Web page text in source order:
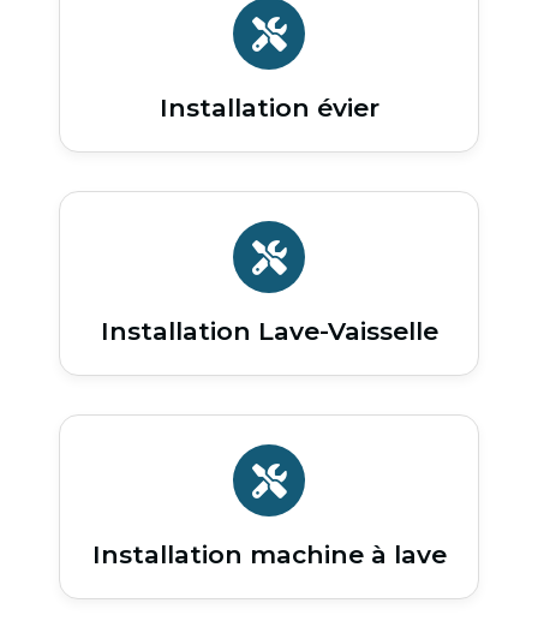
Installation évier
Installation Lave-Vaisselle
Installation machine à lave